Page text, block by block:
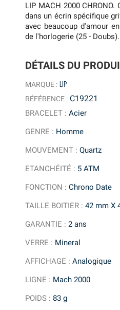
DÉTAILS DU
MARQUE : LIP
RÉFÉRENCE : C19221
BRACELET :Acier
GENRE : Homme
MOUVEMENT :Quartz
ETANCHÉITÉ : 5 ATM
FONCTION :Chrono Date
TAILLE BOITIER :42 mm X
GARANTIE :2 ans
VERRE : Mineral
AFFICHAGE :Analogique
LIGNE : Mach 2000
POIDS :83 g
LIP MACH 2000
dans un écrin spécifique
avec beaucoup d'amour
de l'horlogerie (25 - Doubs).